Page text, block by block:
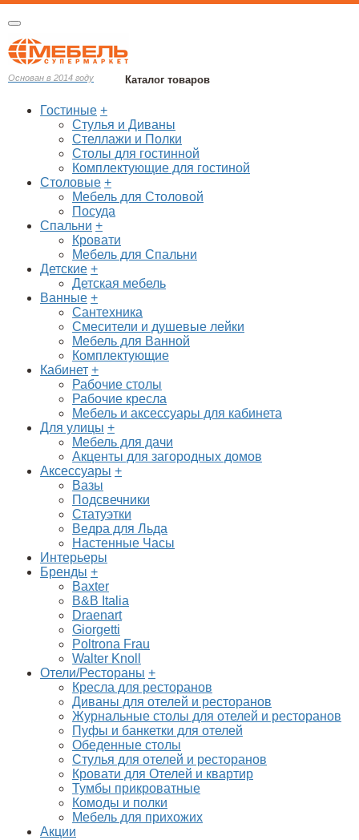
Основан в 2014 году Каталог товаров
Гостиные +
Стулья и Диваны
Стеллажи и Полки
Столы для гостинной
Комплектующие для гостиной
Столовые +
Мебель для Столовой
Посуда
Спальни +
Кровати
Мебель для Спальни
Детские +
Детская мебель
Ванные +
Сантехника
Смесители и душевые лейки
Мебель для Ванной
Комплектующие
Кабинет +
Рабочие столы
Рабочие кресла
Мебель и аксессуары для кабинета
Для улицы +
Мебель для дачи
Акценты для загородных домов
Аксессуары +
Вазы
Подсвечники
Статуэтки
Ведра для Льда
Настенные Часы
Интерьеры
Бренды +
Baxter
B&B Italia
Draenart
Giorgetti
Poltrona Frau
Walter Knoll
Отели/Рестораны +
Кресла для ресторанов
Диваны для отелей и ресторанов
Журнальные столы для отелей и ресторанов
Пуфы и банкетки для отелей
Обеденные столы
Стулья для отелей и ресторанов
Кровати для Отелей и квартир
Тумбы прикроватные
Комоды и полки
Мебель для прихожих
Акции